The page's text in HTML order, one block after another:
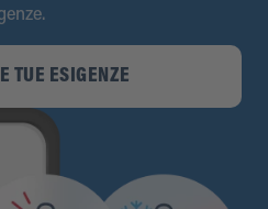
TUE ESIGENZE